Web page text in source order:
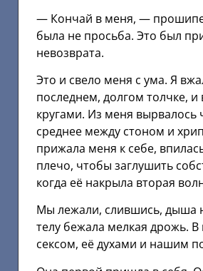
— Кончай в меня, —
была не просьба. Это был
невозврата.
Это и свело меня с ума. Я
последнем, долгом толчке,
кругами. Из меня вырвалось
среднее между стоном и
прижала меня к себе,
плечо, чтобы заглушить
когда её накрыла вторая
Мы лежали, слившись, дыша
телу бежала мелкая дрожь. В
сексом, её духами и нашим